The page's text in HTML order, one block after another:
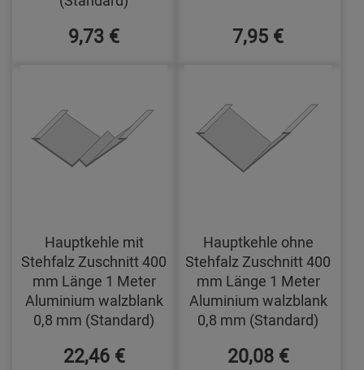
9,73 € 7,95 €
Hauptkehle mit
Stehfalz Zuschnitt 400
mm Länge 1 Meter
Aluminium walzblank
0,8 mm (Standard)
22,46 €
Hauptkehle ohne
Stehfalz Zuschnitt 400
mm Länge 1 Meter
Aluminium walzblank
0,8 mm (Standard)
20,08 €